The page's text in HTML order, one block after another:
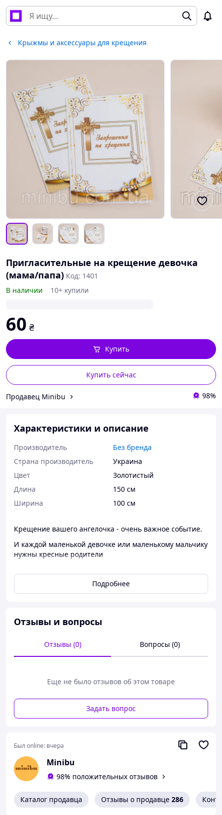
Крыжмы и аксессуары для крещения
Пригласительные на крещение девочка
(мама/папа) Код: 1401
В наличии
10+ купили
60 ₴
Купить сейчас
Купить
Продавец Minibu 98%
Характеристики и описание
Производитель
Без бренда
Страна производитель
Украина
Цвет
Золотистый
Длина
150 см
Ширина
100 см
Крещение вашего ангелочка - очень важное событие.
И каждой маленькой девочке или маленькому мальчику
нужны кресные родители
идея пригласить друзей/родственников в кумовья
Размер приглатесительных в сложеном состоянии
глянцевой ламинацией
мамы и для кресного папы).
Если нужно не парное
количество - уточняйте при заказе
Подробнее
Отзывы и вопросы
Отзывы (0) Вопросы (0)
Еще не было отзывов об этом товаре
Задать вопрос
Был online: вчера
Minibu
98% положительных отзывов
Каталог продавца Отзывы о продавце 286